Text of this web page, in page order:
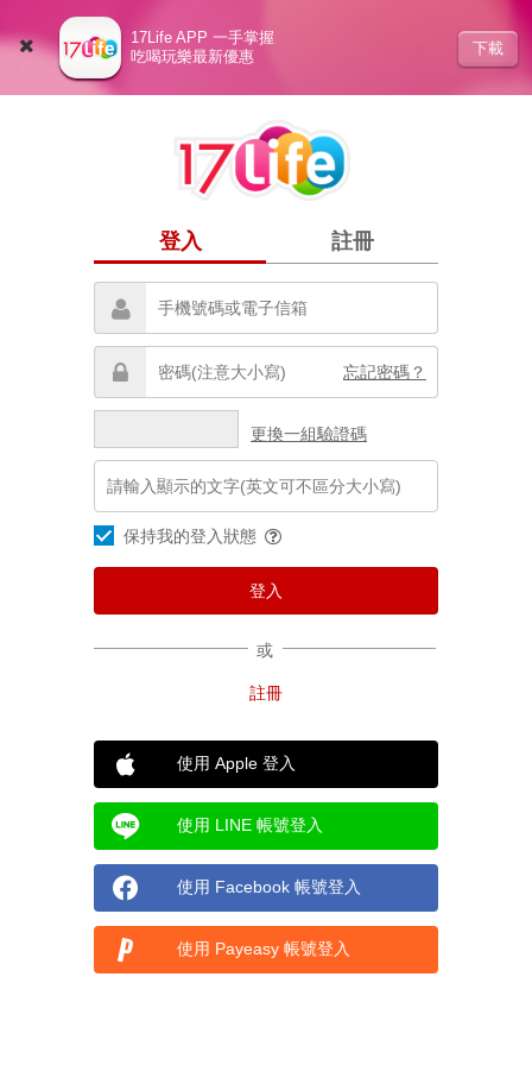
17Life APP 一手掌握
吃喝玩樂最新優惠
下載
登入 註冊
忘記密碼？
更換一組驗證碼
保持我的登入狀態
或
使用 Apple 登入
使用 LINE 帳號登入
使用 Facebook 帳號登入
使用 Payeasy 帳號登入